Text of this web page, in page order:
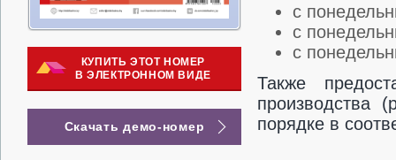
КУПИТЬ ЭТОТ НОМЕР
В ЭЛЕКТРОННОМ ВИДЕ
Скачать демо-номер
с
с
с
Также
производства
порядке в